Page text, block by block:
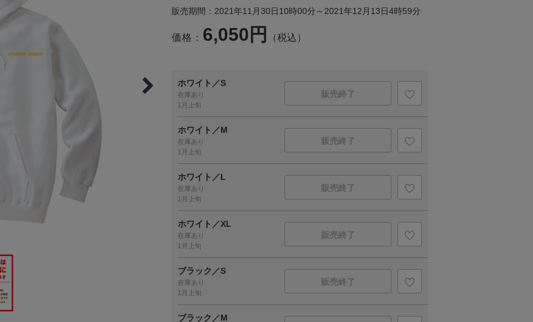
販売期間：2021年11月30日10時00分～2021年12月13日4時59分
価格： 6,050円 （税込）
ホワイト／S
在庫あり
1月上旬
販売終了
ホワイト／M
在庫あり
1月上旬
販売終了
ホワイト／L
在庫あり
1月上旬
販売終了
ホワイト／XL
在庫あり
1月上旬
販売終了
ブラック／S
在庫あり
1月上旬
販売終了
ブラック／M